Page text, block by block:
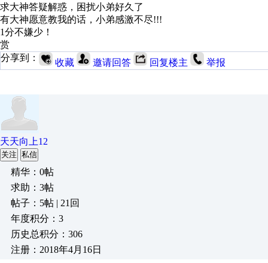
求大神答疑解惑，困扰小弟好久了
有大神愿意教我的话，小弟感激不尽!!!
1分不嫌少！
赏
分享到：
收藏 邀请回答 回复楼主 举报
天天向上12
关注 私信
精华：0帖
求助：3帖
帖子：5帖 | 21回
年度积分：3
历史总积分：306
注册：2018年4月16日